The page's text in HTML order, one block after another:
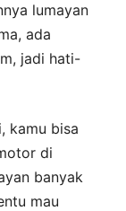
lumayan
ada
jadi hati-
kamu bisa
di
banyak
mau